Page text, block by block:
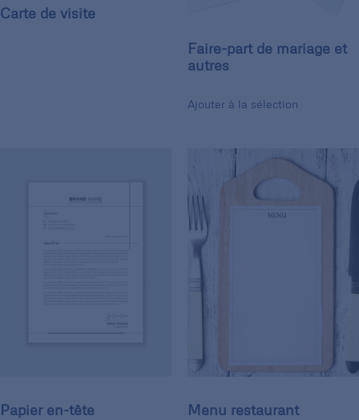
Carte de visite
Faire-part de mariage et
autres
Ajouter à la sélection
Papier en-tête Menu restaurant